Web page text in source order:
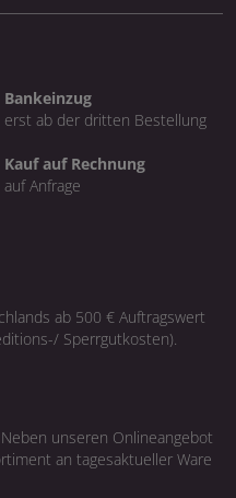
Bankeinzug
erst ab der dritten Bestellung
Kauf auf Rechnung
auf Anfrage
ab 500 € Auftragswert
Sperrgutkosten).
unseren Onlineangebot
an tagesaktueller Ware